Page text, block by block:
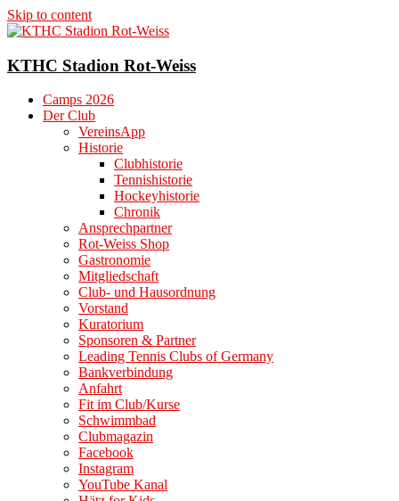
Skip to content
KTHC Stadion Rot-Weiss
Camps 2026
Der Club
VereinsApp
Historie
Clubhistorie
Tennishistorie
Hockeyhistorie
Chronik
Ansprechpartner
Rot-Weiss Shop
Gastronomie
Mitgliedschaft
Club- und Hausordnung
Vorstand
Kuratorium
Sponsoren & Partner
Leading Tennis Clubs of Germany
Bankverbindung
Anfahrt
Fit im Club/Kurse
Schwimmbad
Clubmagazin
Facebook
Instagram
YouTube Kanal